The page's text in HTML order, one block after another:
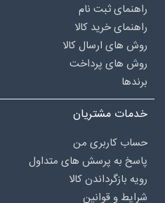
راهنمای ثبت نام
راهنمای خرید کالا
روش های ارسال کالا
روش های پرداخت
برندها
خدمات مشتریان
حساب کاربری من
پاسخ به پرسش های متداول
رویه بازگرداندن کالا
شرایط و قوانین